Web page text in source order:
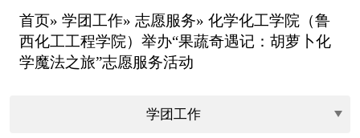
首页» 学团工作» 志愿服务» 化学化工学院（鲁
西化工工程学院）举办“果蔬奇遇记：胡萝卜化
学魔法之旅”志愿服务活动